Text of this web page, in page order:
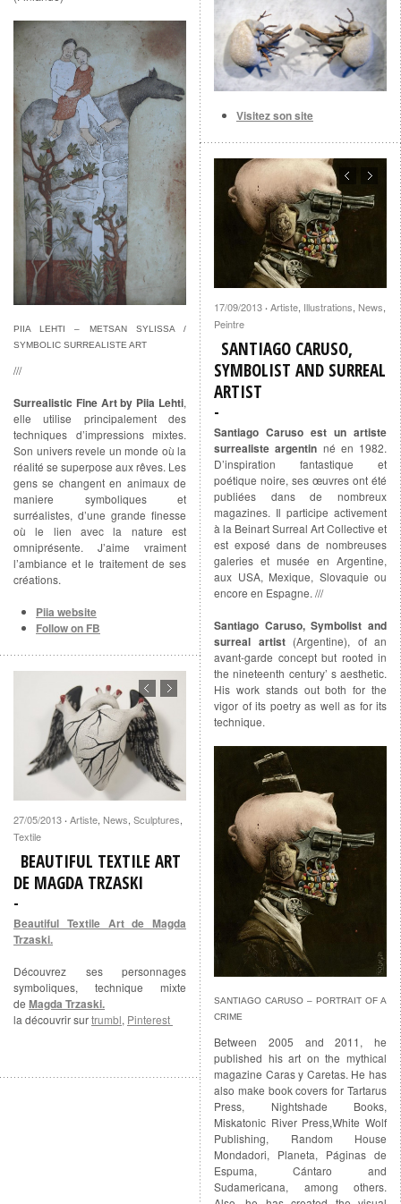
PIIA LEHTI – METSAN SYLISSA /
SYMBOLIC SURREALISTE ART
///
Surrealistic Fine Art by Piia Lehti,
elle utilise principalement des
techniques d’impressions mixtes.
Son univers revele un monde où la
réalité se superpose aux rêves. Les
gens se changent en animaux de
maniere symboliques et
surréalistes, d’une grande finesse
où le lien avec la nature est
omniprésente. J’aime vraiment
l’ambiance et le traitement de ses
créations.
Piia website
Follow on FB
Visitez son site
17/09/2013 · Artiste, Illustrations, News,
Peintre
SANTIAGO CARUSO,
SYMBOLIST AND SURREAL
ARTIST
Santiago Caruso est un artiste
surrealiste argentin né en 1982.
D’inspiration fantastique et
poétique noire, ses œuvres ont été
publiées dans de nombreux
magazines. Il participe activement
à la Beinart Surreal Art Collective et
est exposé dans de nombreuses
galeries et musée en Argentine,
aux USA, Mexique, Slovaquie ou
encore en Espagne. ///
Santiago Caruso, Symbolist and
surreal artist(Argentine), of an
avant-garde concept but rooted in
the nineteenth century’ s aesthetic.
His work stands out both for the
vigor of its poetry as well as for its
technique.
SANTIAGO CARUSO – PORTRAIT OF A
CRIME
Between 2005 and 2011, he
published his art on the mythical
magazine Caras y Caretas. He has
also make book covers for Tartarus
Press, Nightshade Books,
Miskatonic River Press,White Wolf
Publishing, Random House
Mondadori, Planeta, Páginas de
Espuma, Cántaro and
Sudamericana, among others.
27/05/2013 · Artiste, News, Sculptures,
Textile
BEAUTIFUL TEXTILE ART
DE MAGDA TRZASKI
Beautiful Textile Art de Magda
Trzaski.
Découvrez ses personnages
symboliques, technique mixte
de Magda Trzaski.
la découvrir surtrumbl, Pinterest